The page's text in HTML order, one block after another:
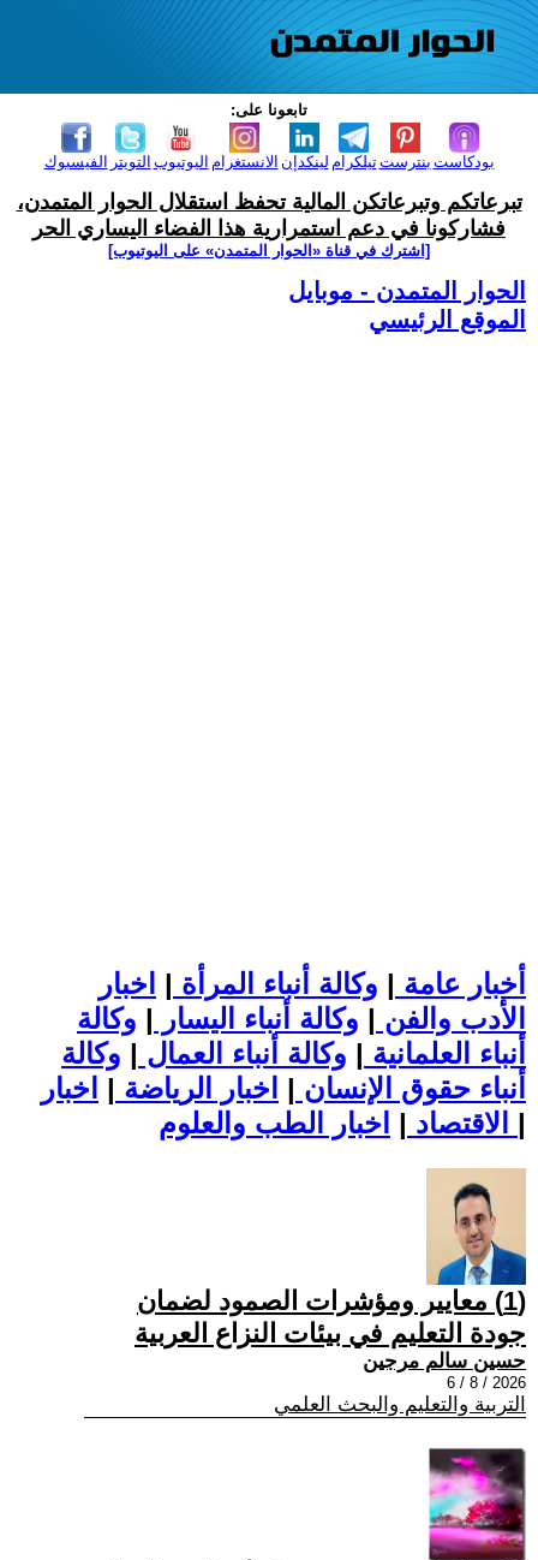
تابعونا على:
الفيسبوك التويتر اليوتيوب الانستغرام لينكدإن تيلكرامبنترست بودكاست
تبرعاتكم وتبرعاتكن المالية تحفظ استقلال الحوار المتمدن،
فشاركونا في دعم استمرارية هذا الفضاء اليساري الحر
[اشترك في قناة ‫«الحوار المتمدن» على اليوتيوب]
الحوار المتمدن - موبايل
الموقع الرئيسي
أخبار عامة | وكالة أنباء المرأة | اخبار
الأدب والفن | وكالة أنباء اليسار | وكالة
أنباء العلمانية | وكالة أنباء العمال | وكالة
أنباء حقوق الإنسان | اخبار الرياضة | اخبار
الاقتصاد | |
(1) معايير ومؤشرات الصمود لضمان
جودة التعليم في بيئات النزاع العربية
حسين سالم مرجين
2026 / 8 / 6
التربية والتعليم والبحث العلمي